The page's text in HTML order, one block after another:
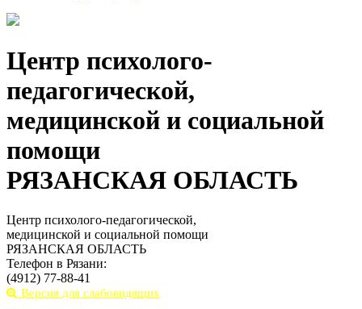
Центр психолого-
педагогической,
медицинской и социальной
помощи
РЯЗАНСКАЯ ОБЛАСТЬ
Центр психолого-педагогической,
медицинской и социальной помощи
РЯЗАНСКАЯ ОБЛАСТЬ
Телефон в Рязани:
(4912) 77-88-41
Версия для слабовидящих